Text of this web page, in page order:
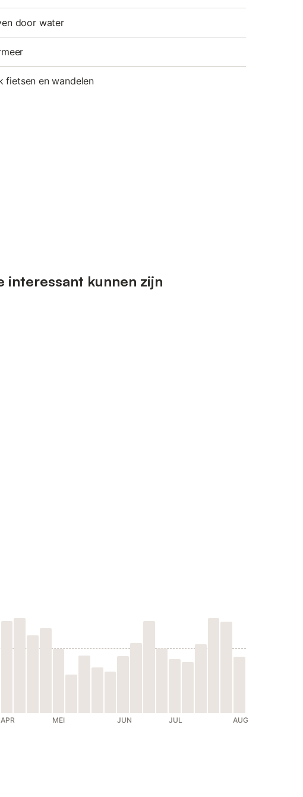
door water
fietsen en wandelen
interessant kunnen zijn
APR MEI JUN JUL AUG